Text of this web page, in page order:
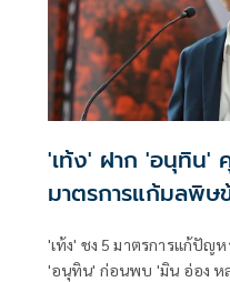
'เท้ง' ฝาก 'อนุทิน'
มาตรการแก้มลพิ
'เท้ง' ชง 5 มาตรการแก้ปัญ
'อนุทิน' ก่อนพบ 'มิน อ่อง ห